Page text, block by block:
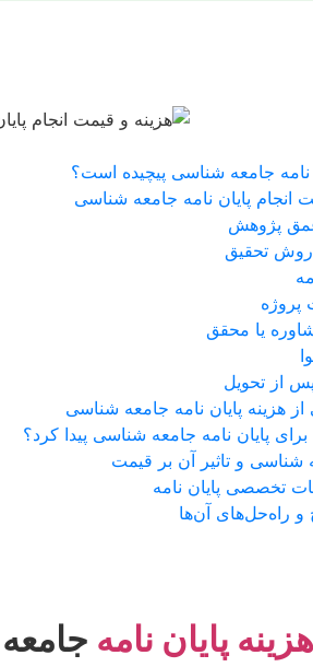
نامه جامعه شناسی پیچیده است؟
انجام پایان نامه جامعه شناسی
هزینه پایان نامه جامعه شناسی
پایان نامه جامعه شناسی پیدا کرد؟
شناسی و تاثیر آن بر قیمت
تخصصی پایان نامه
راه‌حل‌های آن‌ها
هزینه پایان نامه